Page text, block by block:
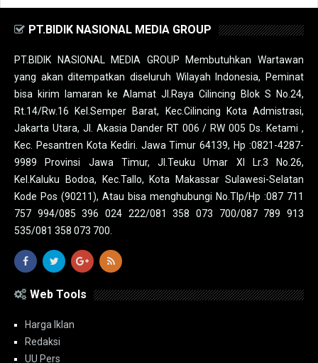
PT.BIDIK NASIONAL MEDIA GROUP
PT.BIDIK NASIONAL MEDIA GROUP Membutuhkan Wartawan
yang akan ditempatkan diseluruh Wilayah Indonesia, Peminat
bisa kirim lamaran ke Alamat Jl.Raya Cilincing Blok S No.24,
Rt.14/Rw.16 Kel.Semper Barat, Kec.Cilincing Kota Admistrasi,
Jakarta Utara, Jl. Akasia Dander RT 006 / RW 005 Ds. Ketami ,
Kec. Pesantren Kota Kediri. Jawa Timur 64139, Hp :0821-4287-
9989 Provinsi Jawa Timur, Jl.Teuku Umar XI Lr.3 No.26,
Kel.Kaluku Bodoa, Kec.Tallo, Kota Makassar Sulawesi-Selatan
Kode Pos (90211), Atau bisa menghubungi No.Tlp/Hp :087 711
757 994/085 396 024 222/081 358 073 700/087 789 913
535/081 358 073 700.
Web Tools
Harga Iklan
Redaksi
UU Pers